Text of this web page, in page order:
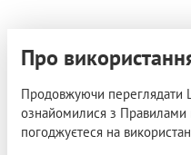
Про
Продовжуючи переглядати
ознайомилися з Правилами
погоджуєтеся на